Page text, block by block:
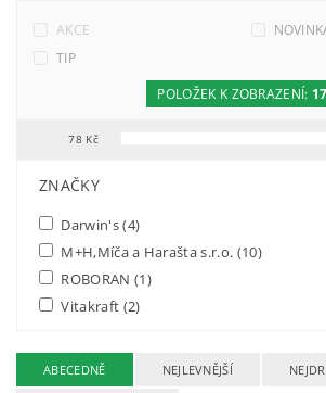
AKCE
TIP
78 Kč
POLOŽEK K ZOBRAZENÍ: 17
FILTR PODLE PARAMETRŮ, VLASTNOSTÍ A
ZNAČKY
Darwin's(4)
M+H,Míča a Harašta s.r.o. (10)
ROBORAN (1)
Vitakraft (2)
ABECEDNĚ NEJLEVNĚJŠÍ